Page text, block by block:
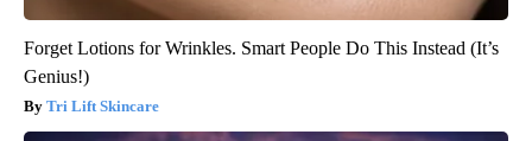
Forget Lotions for Wrinkles. Smart People Do This Instead (It’s
Genius!)
Tri Lift Skincare